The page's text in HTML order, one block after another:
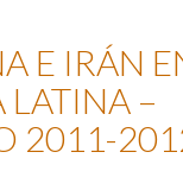
E IRÁN
LATINA –
2011-